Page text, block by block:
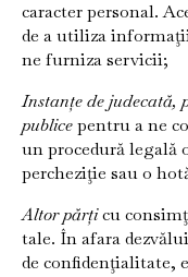
caracter personal.
de a utiliza
ne furniza servicii;
Instanțe de judecată,
publicepentru a ne
un procedură legală
percheziţie sau o
Altor părţicu
tale. În afara
de confidenţialitate,